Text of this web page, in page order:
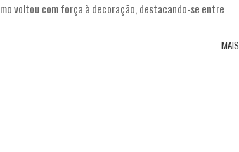
voltou com força à decoração, destacando-se entre
MAIS..